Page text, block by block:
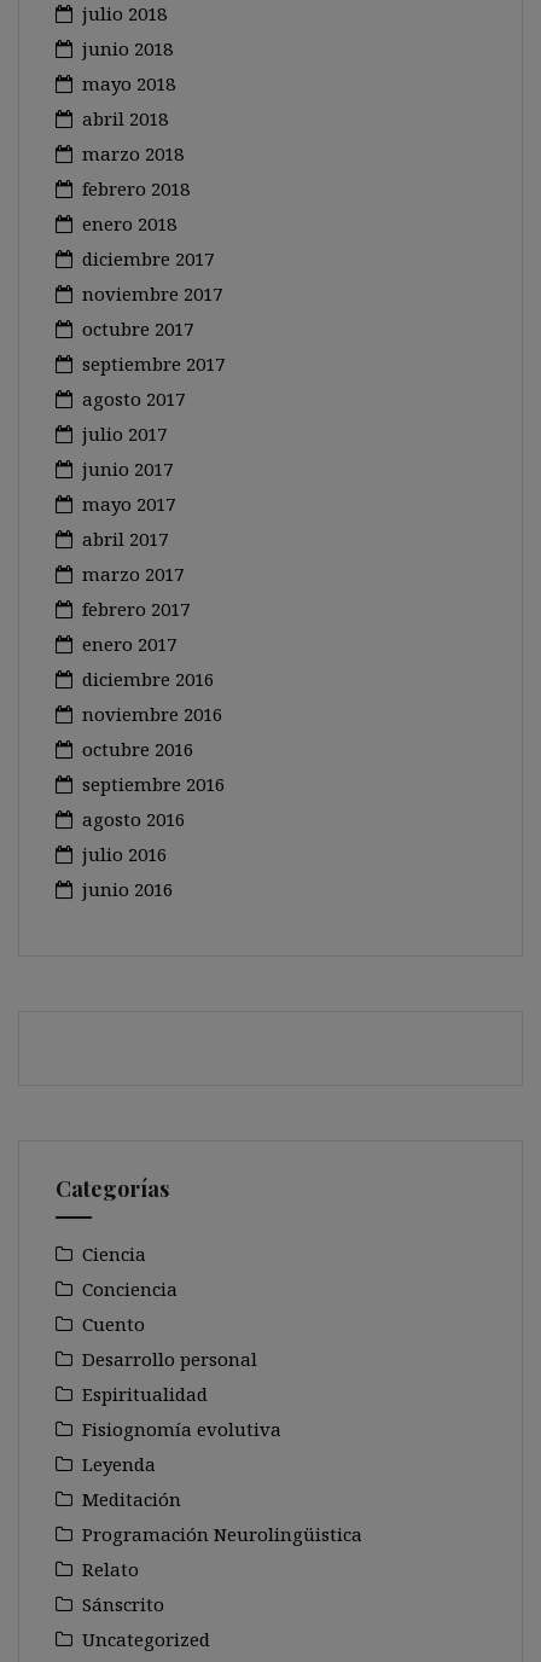
julio 2018
junio 2018
mayo 2018
abril 2018
marzo 2018
febrero 2018
enero 2018
diciembre 2017
noviembre 2017
octubre 2017
septiembre 2017
agosto 2017
julio 2017
junio 2017
mayo 2017
abril 2017
marzo 2017
febrero 2017
enero 2017
diciembre 2016
noviembre 2016
octubre 2016
septiembre 2016
agosto 2016
julio 2016
junio 2016
Categorías
Ciencia
Conciencia
Cuento
Desarrollo personal
Espiritualidad
Fisiognomía evolutiva
Leyenda
Meditación
Programación Neurolingüistica
Relato
Sánscrito
Uncategorized